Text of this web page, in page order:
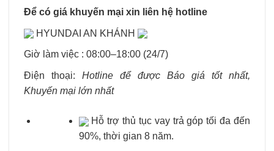
Để có giá khuyến mại xin liên hệ hotline
HYUNDAI AN KHÁNH
Giờ làm việc : 08:00–18:00 (24/7)
Điện thoại: Hotline để được Báo giá tốt nhất,
Khuyến mại lớn nhất
Hỗ trợ thủ tục vay trả góp tối đa đến
90%, thời gian 8 năm.